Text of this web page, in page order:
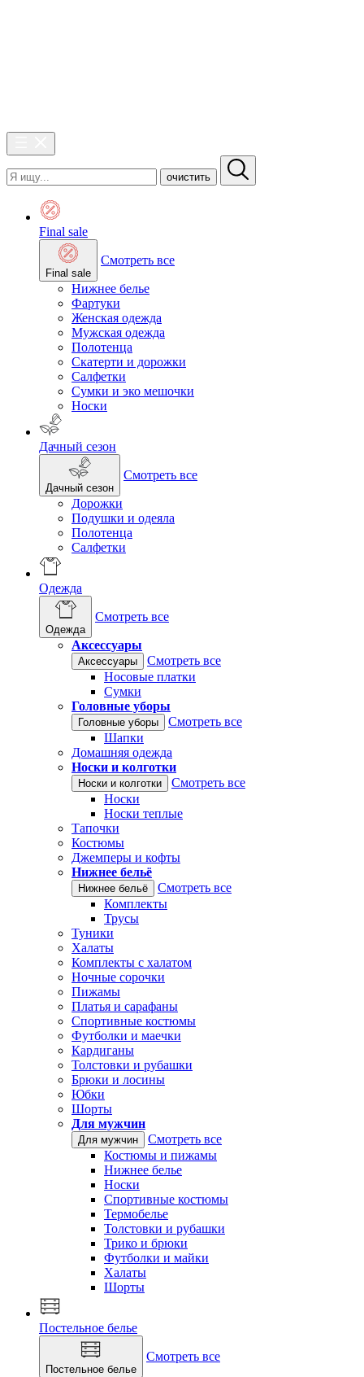
очистить
Final sale
Final sale
Смотреть все
Нижнее белье
Фартуки
Женская одежда
Мужская одежда
Полотенца
Скатерти и дорожки
Салфетки
Сумки и эко мешочки
Носки
Дачный сезон
Дачный сезон
Смотреть все
Дорожки
Подушки и одеяла
Полотенца
Салфетки
Одежда
Одежда
Смотреть все
Аксессуары
Аксессуары
Смотреть все
Носовые платки
Сумки
Головные уборы
Головные уборы
Смотреть все
Шапки
Домашняя одежда
Носки и колготки
Носки и колготки
Смотреть все
Носки
Носки теплые
Тапочки
Костюмы
Джемперы и кофты
Нижнее бельё
Нижнее бельё
Смотреть все
Комплекты
Трусы
Туники
Халаты
Комплекты с халатом
Ночные сорочки
Пижамы
Платья и сарафаны
Спортивные костюмы
Футболки и маечки
Кардиганы
Толстовки и рубашки
Брюки и лосины
Юбки
Шорты
Для мужчин
Для мужчин
Смотреть все
Костюмы и пижамы
Нижнее белье
Носки
Спортивные костюмы
Термобелье
Толстовки и рубашки
Трико и брюки
Футболки и майки
Халаты
Шорты
Постельное белье
Постельное белье
Смотреть все